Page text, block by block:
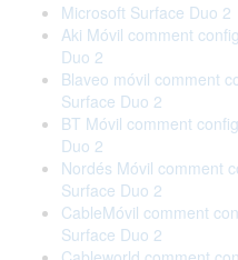
Microsoft Surface Duo 2
Aki Móvil comment
Duo 2
Blaveo móvil comment
Surface Duo 2
BT Móvil comment
Duo 2
Nordés Móvil comment
Surface Duo 2
CableMóvil comment
Surface Duo 2